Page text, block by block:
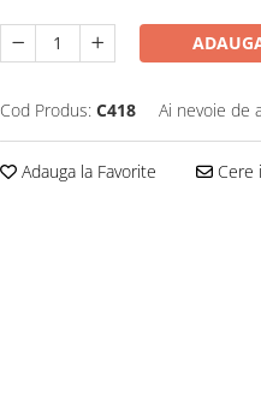
Cod Produs: C418 Ai nevoie de
Adauga la Favorite Cere